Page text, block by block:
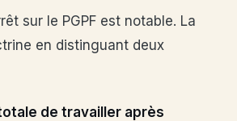
sur le PGPF est notable. La
en distinguant deux
de travailler après